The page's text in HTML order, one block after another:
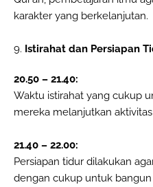
karakter yang berkelanjutan.
9. Istirahat dan Persiapan
20.50 – 21.40:
Waktu istirahat yang cukup
mereka melanjutkan
21.40 – 22.00:
Persiapan tidur dilakukan
dengan cukup untuk